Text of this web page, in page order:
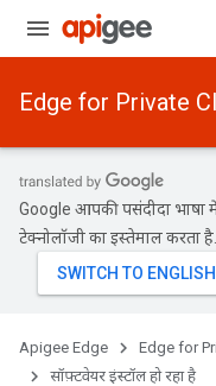
Edge for Private
Google आपकी पसंदीदा
टेक्नोलॉजी का इस्तेमाल करता
Apigee Edge Edge for
सॉफ़्टवेयर इंस्टॉल हो रहा है